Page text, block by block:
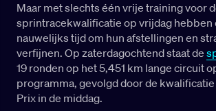
Maar met slechts één vrije training voor
sprintracekwalificatie op vrijdag hebben
nauwelijks tijd om hun afstellingen en
verfijnen. Op zaterdagochtend staat de
19 ronden op het 5,451 km lange circuit
programma, gevolgd door de
Prix in de middag.